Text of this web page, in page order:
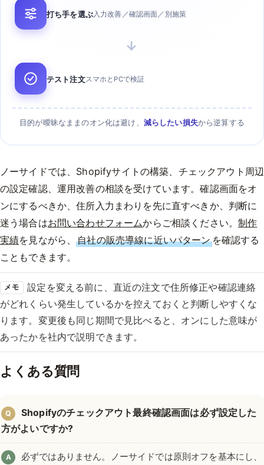
打ち手を選ぶ入力改善／確認画面／別施策
→
テスト注文スマホとPCで検証
目的が曖昧なままのオン化は避け、 減らしたい損失から逆算する
ノーサイドでは、Shopifyサイトの構築、チェックアウト周辺
の設定確認、運用改善の相談を受けています。確認画面をオ
ンにするべきか、住所入力まわりを先に直すべきか、判断に
迷う場合はお問い合わせフォームからご相談ください。制作
実績を見ながら、自社の販売導線に近いパターンを確認する
こともできます。
メモ
設定を変える前に、直近の注文で住所修正や確認連絡
がどれくらい発生しているかを控えておくと判断しやすくな
ります。変更後も同じ期間で見比べると、オンにした意味が
あったかを社内で説明できます。
よくある質問
Q
Shopifyのチェックアウト最終確認画面は必ず設定した
方がよいですか?
A
必ずではありません。ノーサイドでは原則オフを基本にし、